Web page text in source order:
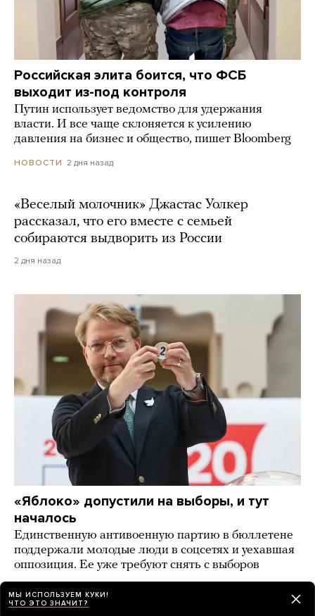
Российская элита боится, что ФСБ
выходит из-под контроля
Путин использует ведомство для удержания
власти. И все чаще склоняется к усилению
давления на бизнес и общество, пишет Bloomberg
НОВОСТИ 2 дня назад
«Веселый молочник» Джастас Уолкер
рассказал, что его вместе с семьей
собираются выдворить из России
2 дня назад
«Яблоко» допустили на выборы, и тут
началось
Единственную антивоенную партию в бюллетене
поддержали молодые люди в соцсетях и уехавшая
оппозиция. Ее уже требуют снять с выборов
МЫ ИСПОЛЬЗУЕМ КУКИ!
ЧТО ЭТО ЗНАЧИТ?